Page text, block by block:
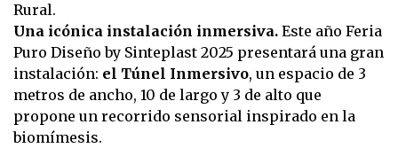
Rural.
Una icónica instalación inmersiva. Este año Feria
Puro Diseño by Sinteplast 2025 presentará una gran
instalación: el Túnel Inmersivo, un espacio de 3
metros de ancho, 10 de largo y 3 de alto que
propone un recorrido sensorial inspirado en la
biomímesis.